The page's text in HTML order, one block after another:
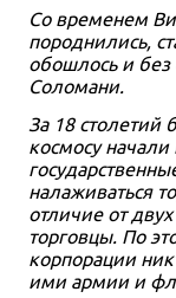
Со временем
породнились,
обошлось и без
Соломани.
За 18 столетий
космосу
налаживаться
отличие от
торговцы. По
корпорации
ими армии и